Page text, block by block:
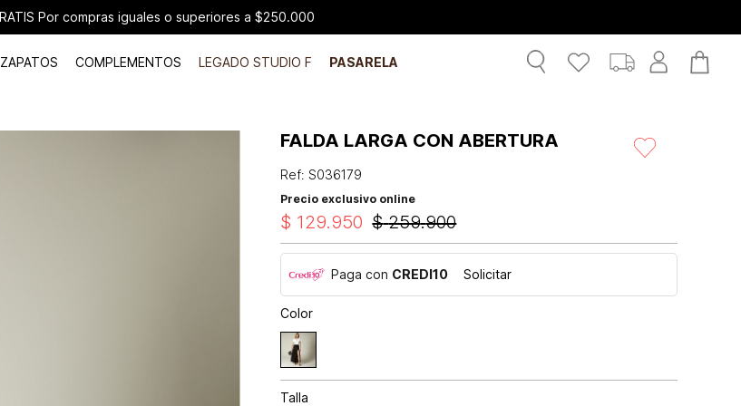
Por compras iguales o superiores a $250.000
ZAPATOS COMPLEMENTOS LEGADO STUDIO F PASARELA
FALDA LARGA CON ABERTURA
Ref:S036179
Precio exclusivo online
$ 259.900
$ 129.950
Paga con CREDI10 Solicitar
Color
Talla